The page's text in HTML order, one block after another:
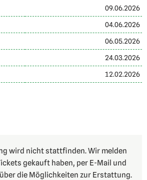
wird nicht stattfinden. Wir melden
gekauft haben, per E-Mail und
die Möglichkeiten zur Erstattung.
09.06.2026
04.06.2026
06.05.2026
24.03.2026
12.02.2026